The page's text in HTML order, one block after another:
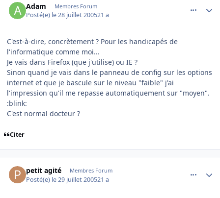
Adam Membres Forum
Posté(e) le 28 juillet 200521 a
C'est-à-dire, concrètement ? Pour les handicapés de
l'informatique comme moi...
Je vais dans Firefox (que j'utilise) ou IE ?
Sinon quand je vais dans le panneau de config sur les options
internet et que je bascule sur le niveau "faible" j'ai
l'impression qu'il me repasse automatiquement sur "moyen".
:blink:
C'est normal docteur ?
Citer
petit agité Membres Forum
Posté(e) le 29 juillet 200521 a